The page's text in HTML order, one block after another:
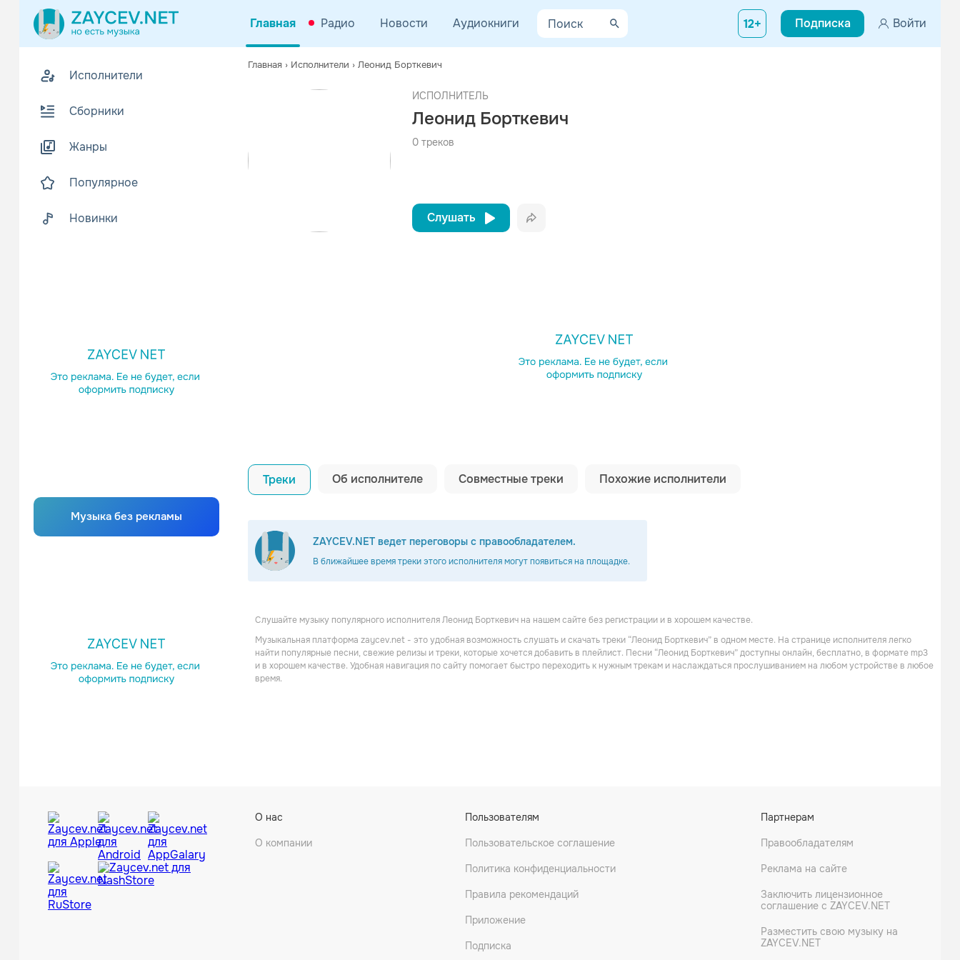
Главная Радио Новости Аудиокниги 12+ Подписка Войти
Исполнители
Сборники
Жанры
Популярное
Новинки
Музыка без рекламы
Главная › Исполнители › Леонид Борткевич
ИСПОЛНИТЕЛЬ
Леонид Борткевич
0 треков
Слушать
Копировать ссылку
Треки Об исполнителе Совместные треки Похожие исполнители
ZAYCEV.NET ведет переговоры с правообладателем.
В ближайшее время треки этого исполнителя могут появиться на площадке.
ZAYCEV.NET ведет переговоры с правообладателем.
0
Слушайте музыку популярного исполнителя Леонид Борткевич на нашем сайте без регистрации и в хорошем качестве.
Музыкальная платформа zaycev.net - это удобная возможность слушать и скачать треки “Леонид Борткевич” в одном месте. На странице исполнителя легко
найти популярные песни, свежие релизы и треки, которые хочется добавить в плейлист. Песни “Леонид Борткевич” доступны онлайн, бесплатно, в формате mp3
и в хорошем качестве. Удобная навигация по сайту помогает быстро переходить к нужным трекам и наслаждаться прослушиванием на любом устройстве в любое
время.
О нас
О компании
Пользователям
Пользовательское соглашение
Политика конфиденциальности
Правила рекомендаций
Приложение
Подписка
Партнерам
Правообладателям
Реклама на сайте
Заключить лицензионное
соглашение с ZAYCEV.NET
Разместить свою музыку на
ZAYCEV.NET